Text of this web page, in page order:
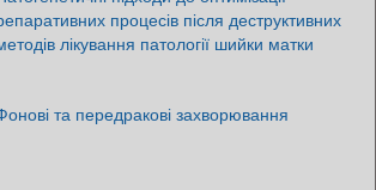
процесів після деструктивних
лікування патології шийки матки
та передракові захворювання